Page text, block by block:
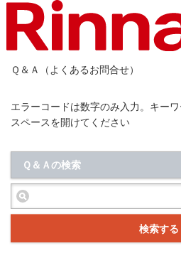
Ｑ＆Ａ（よくあるお問合せ）
エラーコードは数字のみ入力。キー
スペースを開けてください
Ｑ＆Ａの検索
検索する